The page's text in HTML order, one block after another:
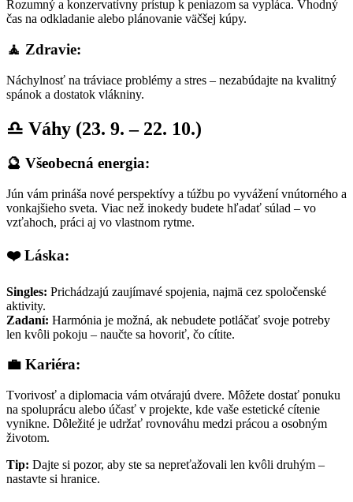
Rozumný a konzervatívny prístup k peniazom sa vypláca. Vhodný
čas na odkladanie alebo plánovanie väčšej kúpy.
🧘 Zdravie:
Náchylnosť na tráviace problémy a stres – nezabúdajte na kvalitný
spánok a dostatok vlákniny.
♎ Váhy (23. 9. – 22. 10.)
🔮 Všeobecná energia:
Jún vám prináša nové perspektívy a túžbu po vyvážení vnútorného a
vonkajšieho sveta. Viac než inokedy budete hľadať súlad – vo
vzťahoch, práci aj vo vlastnom rytme.
❤️ Láska:
Singles: Prichádzajú zaujímavé spojenia, najmä cez spoločenské
aktivity.
Zadaní: Harmónia je možná, ak nebudete potláčať svoje potreby
len kvôli pokoju – naučte sa hovoriť, čo cítite.
💼 Kariéra:
Tvorivosť a diplomacia vám otvárajú dvere. Môžete dostať ponuku
na spoluprácu alebo účasť v projekte, kde vaše estetické cítenie
vynikne. Dôležité je udržať rovnováhu medzi prácou a osobným
životom.
Tip: Dajte si pozor, aby ste sa nepreťažovali len kvôli druhým –
nastavte si hranice.